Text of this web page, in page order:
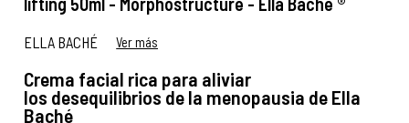
ELLA BACHÉ Ver más
Crema facial rica para aliviar
los desequilibrios de la menopausia de Ella
Baché